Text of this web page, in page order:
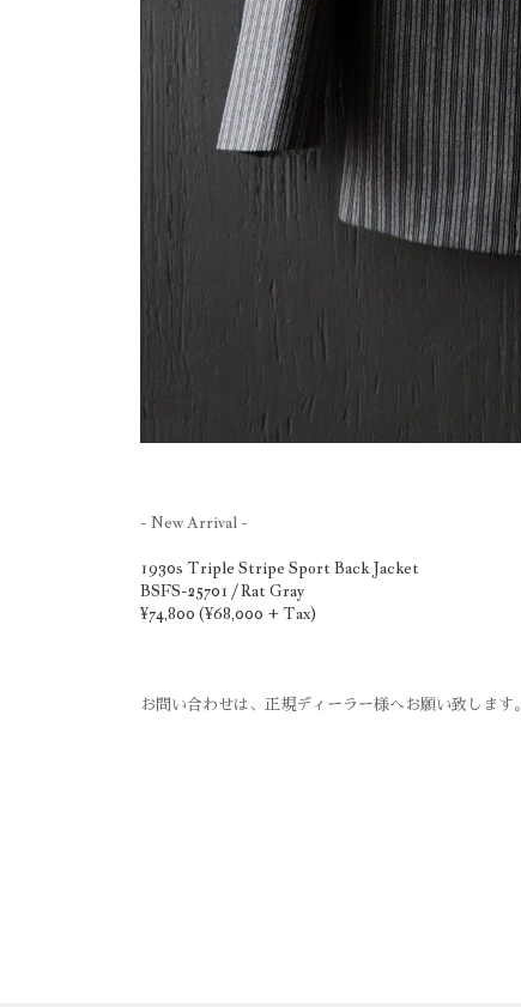
- New Arrival -
1930s Triple Stripe Sport Back Jacket
BSFS-25701 / Rat Gray
¥74,800 (¥68,000 + Tax)
お問い合わせは、正規ディーラー様へお願い致します。